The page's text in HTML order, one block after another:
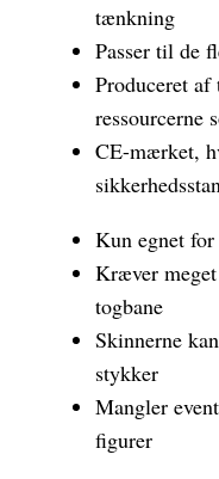
tænkning
Passer til de
Produceret
ressourcerne
CE-mærket,
Kun egnet
Kræver
togbane
Skinnerne
stykker
Mangler
figurer